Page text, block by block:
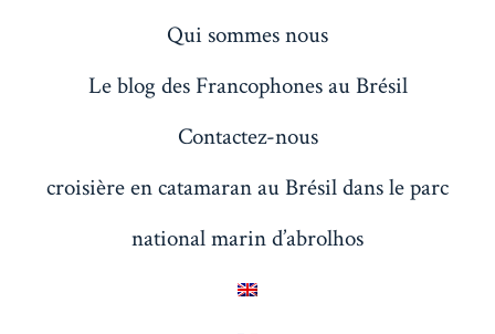
Qui sommes nous
Le blog des Francophones au Brésil
Contactez-nous
croisière en catamaran au Brésil dans le parc
national marin d’abrolhos